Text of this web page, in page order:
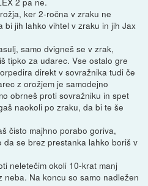
ker 2-ročna v zraku ne
bi jih lahko vihtel v zraku in jih Jax
samo dvigneš se v zrak,
tipko za udarec. Vse ostalo gre
direkt v sovražnika tudi če
z orožjem je samodejno
obrneš proti sovražniku in spet
naokoli po zraku, da bi te še
čisto majhno porabo goriva,
da se brez prestanka lahko boriš v
neletečim okoli 10-krat manj
Na koncu so samo nadležen